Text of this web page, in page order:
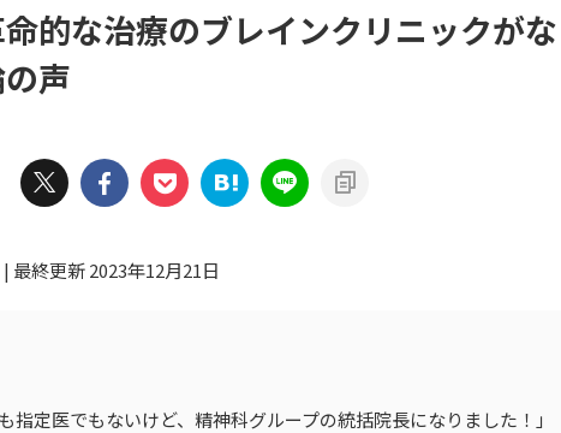
的な治療のブレインクリニックがな
声
最終更新 2023年12月21日
指定医でもないけど、精神科グループの統括院長になりました！」